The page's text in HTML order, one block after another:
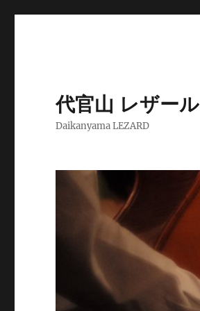
代官山 レザール
Daikanyama LEZARD